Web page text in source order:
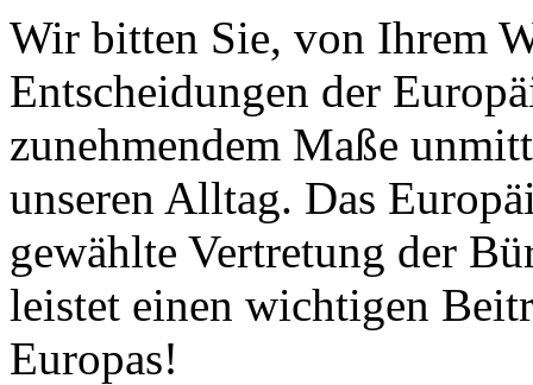
Wir bitten Sie, von Ihrem
Entscheidungen der
zunehmendem Maße
unseren Alltag. Das
gewählte Vertretung der
leistet einen wichtigen
Europas!